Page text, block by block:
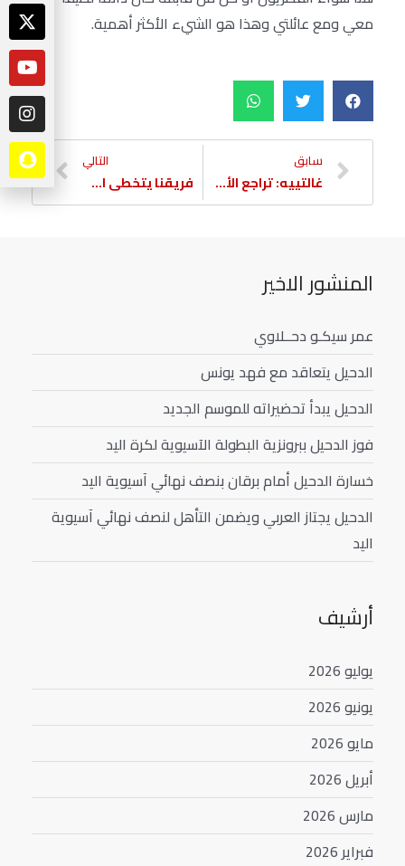
معي ومع عائلتي وهذا هو الشيء الأكثر أهمية.
سابق
غالتييه: تراجع الأداء فأدرك العربي التعادل وفقدنا الانتصار
التالي
فريقنا يتخطى الأهلي في الدوري الأولمبي
المنشور الاخير
عمر سيكـو دحــلاوي
الدحيل يتعاقد مع فهد يونس
الدحيل يبدأ تحضيراته للموسم الجديد
فوز الدحيل ببرونزية البطولة الآسيوية لكرة اليد
خسارة الدحيل أمام برقان بنصف نهائي آسيوية اليد
الدحيل يجتاز العربي ويضمن التأهل لنصف نهائي آسيوية
اليد
أرشيف
يوليو 2026
يونيو 2026
مايو 2026
أبريل 2026
مارس 2026
فبراير 2026